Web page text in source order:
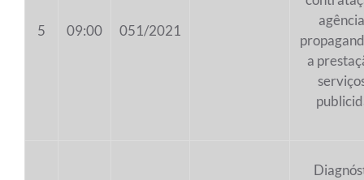
5 09:00 051/2021
a